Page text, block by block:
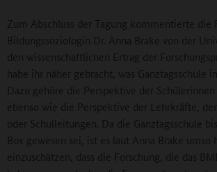
Zum Abschluss der Tagung kommentierte die
Bildungssoziologin Dr. Anna Brake von der
den wissenschaftlichen Ertrag der
habe ihr näher gebracht, was Ganztagsschule
Dazu gehöre die Perspektive der Schülerinnen
ebenso wie die Perspektive der Lehrkräfte,
oder Schulleitungen. Da die Ganztagsschule
Box gewesen sei, ist es laut Anna Brake umso
einzuschätzen, dass die Forschung, die das